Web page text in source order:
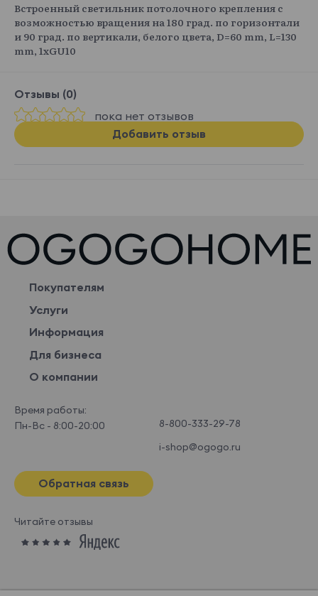
Встроенный светильник потолочного крепления с
возможностью вращения на 180 град. по горизонтали
и 90 град. по вертикали, белого цвета, D=60 mm, L=130
mm, 1хGU10
Отзывы (0)
пока нет отзывов
Добавить отзыв
Покупателям
Услуги
Информация
Для бизнеса
О компании
Время работы:
Пн-Вс - 8:00-20:00
8-800-333-29-78
i-shop@ogogo.ru
Обратная связь
Читайте отзывы